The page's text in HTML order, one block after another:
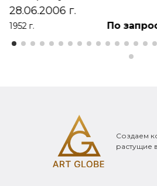
28.06.2006 г.
1952 г. По
Создаем
растущие